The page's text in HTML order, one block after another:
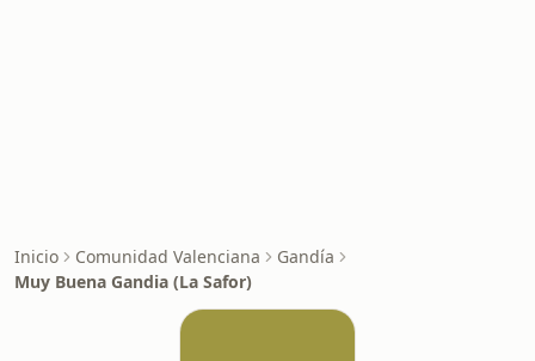
Inicio Comunidad Valenciana
Gandía
Muy Buena Gandia (La Safor)